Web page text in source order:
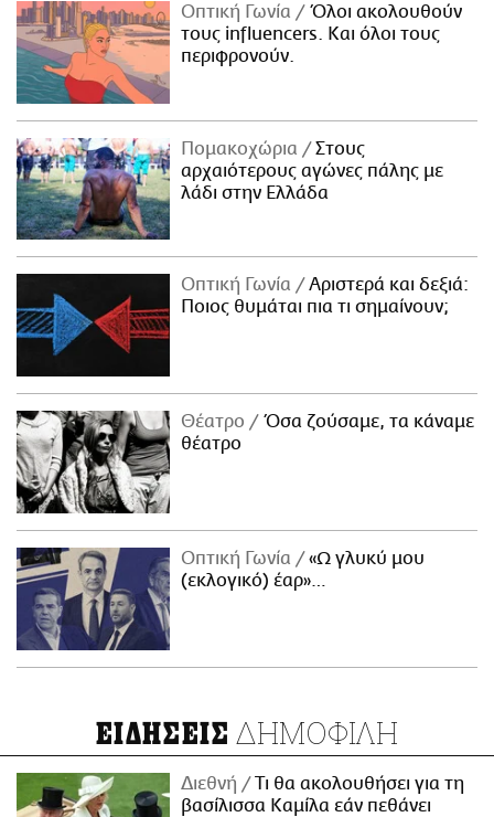
Οπτική Γωνία
Όλοι ακολουθούν
τους influencers. Και όλοι τους
περιφρονούν.
Πομακοχώρια
Στους
αρχαιότερους αγώνες πάλης με
λάδι στην Ελλάδα
Οπτική Γωνία
Αριστερά και δεξιά:
Ποιος θυμάται πια τι σημαίνουν;
Θέατρο
Όσα ζούσαμε, τα κάναμε
θέατρο
Οπτική Γωνία
«Ω γλυκύ μου
(εκλογικό) έαρ»…
ΕΙΔΗΣΕΙΣ ΔΗΜΟΦΙΛΗ
Διεθνή
Τι θα ακολουθήσει για τη
βασίλισσα Καμίλα εάν πεθάνει